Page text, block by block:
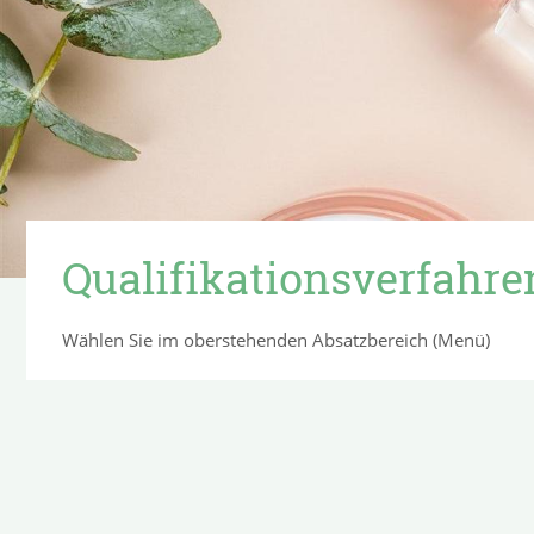
Wählen Sie im oberstehenden Absatzbereich (Menü)